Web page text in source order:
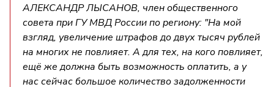
АЛЕКСАНДР ЛЫСАНОВ, член общественного
совета при ГУ МВД России по региону: "На мой
взгляд, увеличение штрафов до двух тысяч рублей
на многих не повлияет. А для тех, на кого повлияет,
ещё же должна быть возможность оплатить, а у
нас сейчас большое количество задолженности